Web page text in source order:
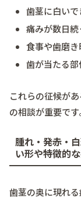
歯茎に白い
痛みが数日続
食事や歯磨
歯が当たる
これらの征候が
の相談が重要です
腫れ・発赤・
い形や特徴的
歯茎の奥に現れ